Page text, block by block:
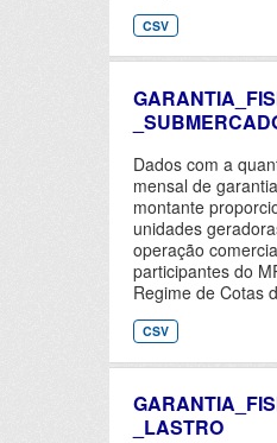
CSV
Dados com a
mensal de
montante
unidades
operação
participantes do
Regime de Cotas
CSV
_LASTRO